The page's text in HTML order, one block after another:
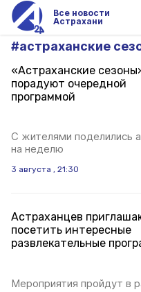
Все новости
Астрахани
#астраханские
«Астраханские
порадуют очередной
программой
С жителями поделились
на неделю
3 августа , 21:30
Астраханцев
посетить интересные
развлекательные
Мероприятия пройдут в